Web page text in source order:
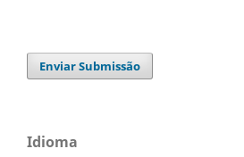
Enviar Submissão
Idioma